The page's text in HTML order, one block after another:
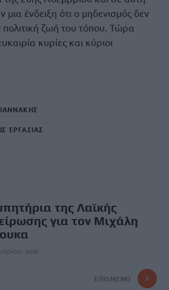
ένδειξη ότι ο μηδενισμός δεν
πολιτική ζωή του τόπου. Τώρα
κυρίες και κύριοι
ΕΡΓΑΣΙΑΣ
της Λαϊκής
για τον Μιχάλη
2026
ΕΠΌΜΕΝΟ